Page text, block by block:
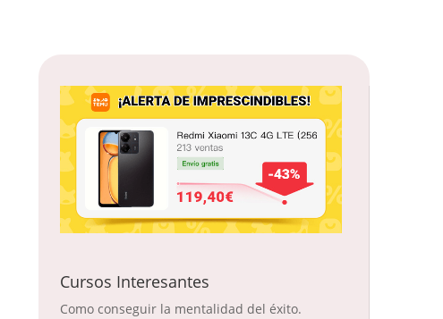
Cursos Interesantes
Como conseguir la mentalidad del éxito.